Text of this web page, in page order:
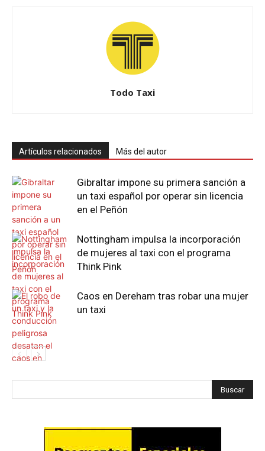
Todo Taxi
Artículos relacionados Más del autor
Gibraltar impone su primera sanción a
un taxi español por operar sin licencia
en el Peñón
Nottingham impulsa la incorporación
de mujeres al taxi con el programa
Think Pink
Caos en Dereham tras robar una mujer
un taxi